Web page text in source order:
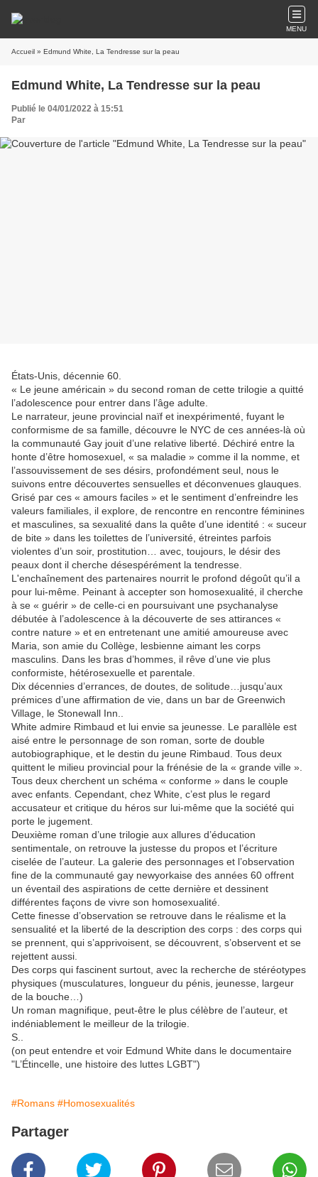
MENU
Accueil » Edmund White, La Tendresse sur la peau
Edmund White, La Tendresse sur la peau
Publié le 04/01/2022 à 15:51
Par
États-Unis, décennie 60.
« Le jeune américain » du second roman de cette trilogie a quitté
l’adolescence pour entrer dans l’âge adulte.
Le narrateur, jeune provincial naïf et inexpérimenté, fuyant le
conformisme de sa famille, découvre le NYC de ces années-là où
la communauté Gay jouit d’une relative liberté. Déchiré entre la
honte d’être homosexuel, « sa maladie » comme il la nomme, et
l’assouvissement de ses désirs, profondément seul, nous le
suivons entre découvertes sensuelles et déconvenues glauques.
Grisé par ces « amours faciles » et le sentiment d’enfreindre les
valeurs familiales, il explore, de rencontre en rencontre féminines
et masculines, sa sexualité dans la quête d’une identité : « suceur
de bite » dans les toilettes de l’université, étreintes parfois
violentes d’un soir, prostitution… avec, toujours, le désir des
peaux dont il cherche désespérément la tendresse.
L'enchaînement des partenaires nourrit le profond dégoût qu’il a
pour lui-même. Peinant à accepter son homosexualité, il cherche
à se « guérir » de celle-ci en poursuivant une psychanalyse
débutée à l’adolescence à la découverte de ses attirances «
contre nature » et en entretenant une amitié amoureuse avec
Maria, son amie du Collège, lesbienne aimant les corps
masculins. Dans les bras d’hommes, il rêve d’une vie plus
conformiste, hétérosexuelle et parentale.
Dix décennies d’errances, de doutes, de solitude…jusqu’aux
prémices d’une affirmation de vie, dans un bar de Greenwich
Village, le Stonewall Inn..
White admire Rimbaud et lui envie sa jeunesse. Le parallèle est
aisé entre le personnage de son roman, sorte de double
autobiographique, et le destin du jeune Rimbaud. Tous deux
quittent le milieu provincial pour la frénésie de la « grande ville ».
Tous deux cherchent un schéma « conforme » dans le couple
avec enfants. Cependant, chez White, c’est plus le regard
accusateur et critique du héros sur lui-même que la société qui
porte le jugement.
Deuxième roman d’une trilogie aux allures d’éducation
sentimentale, on retrouve la justesse du propos et l’écriture
ciselée de l’auteur. La galerie des personnages et l’observation
fine de la communauté gay newyorkaise des années 60 offrent
un éventail des aspirations de cette dernière et dessinent
différentes façons de vivre son homosexualité.
Cette finesse d’observation se retrouve dans le réalisme et la
sensualité et la liberté de la description des corps : des corps qui
se prennent, qui s’apprivoisent, se découvrent, s’observent et se
rejettent aussi.
Des corps qui fascinent surtout, avec la recherche de stéréotypes
physiques (musculatures, longueur du pénis, jeunesse, largeur
de la bouche…)
Un roman magnifique, peut-être le plus célèbre de l’auteur, et
indéniablement le meilleur de la trilogie.
S..
(on peut entendre et voir Edmund White dans le documentaire
"L’Étincelle, une histoire des luttes LGBT")
#Romans #Homosexualités
Partager